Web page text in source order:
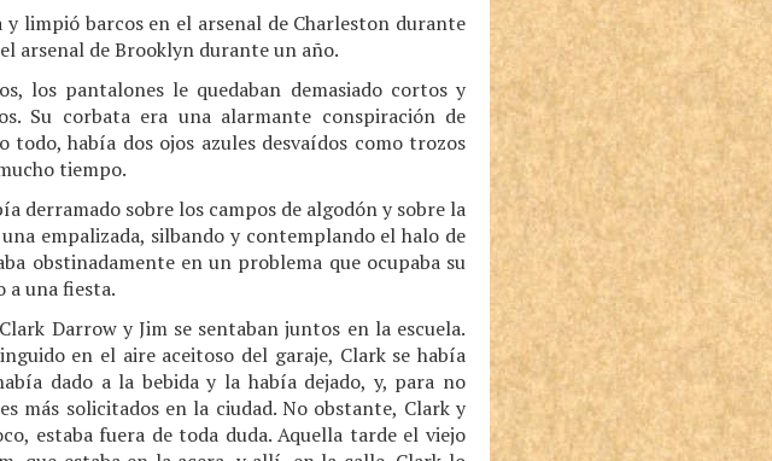
limpió barcos en el arsenal de Charleston durante
arsenal de Brooklyn durante un año.
los pantalones le quedaban demasiado cortos y
Su corbata era una alarmante conspiración de
había dos ojos azules desvaídos como trozos
tiempo.
derramado sobre los campos de algodón y sobre la
empalizada, silbando y contemplando el halo de
obstinadamente en un problema que ocupaba su
a una fiesta.
Darrow y Jim se sentaban juntos en la escuela.
en el aire aceitoso del garaje, Clark se había
dado a la bebida y la había dejado, y, para no
más solicitados en la ciudad. No obstante, Clark y
estaba fuera de toda duda. Aquella tarde el viejo